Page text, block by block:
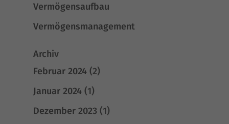
Vermögensaufbau
Vermögensmanagement
Archiv
Februar 2024(2)
Januar 2024(1)
Dezember 2023 (1)